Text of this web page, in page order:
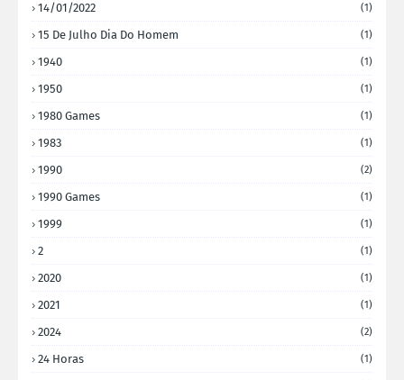
14/01/2022 (1)
15 De Julho Dia Do Homem (1)
1940 (1)
1950 (1)
1980 Games (1)
1983 (1)
1990 (2)
1990 Games (1)
1999 (1)
2 (1)
2020 (1)
2021 (1)
2024 (2)
24 Horas (1)